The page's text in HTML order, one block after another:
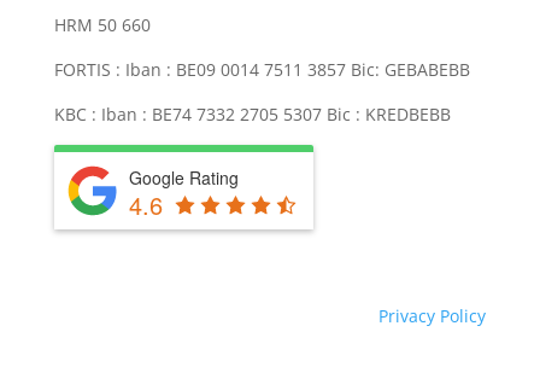
HRM 50 660
FORTIS : Iban : BE09 0014 7511 3857 Bic: GEBABEBB
KBC : Iban : BE74 7332 2705 5307 Bic : KREDBEBB
Google Rating
4.6
Privacy Policy